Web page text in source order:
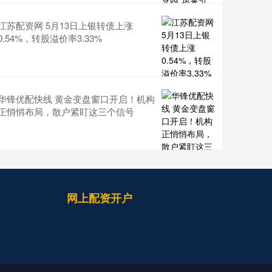
苏配资网 5月13日上银转债上涨
，转股溢价率3.33%
锋优配快线 黄金变盘窗口开启！机构
悄悄布局，散户紧盯这三个信号
网上配资开户